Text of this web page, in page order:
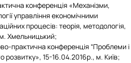
конференція «Механізми,
управління економічними
процесів: теорія, методологія,
Хмельницький;
практична конференція “Проблеми і
розвитку», 15-16.04.2016р., м. Київ;